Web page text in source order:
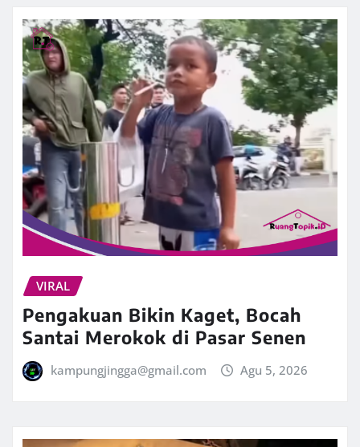
VIRAL
Pengakuan Bikin Kaget, Bocah
Santai Merokok di Pasar Senen
kampungjingga@gmail.com Agu 5, 2026